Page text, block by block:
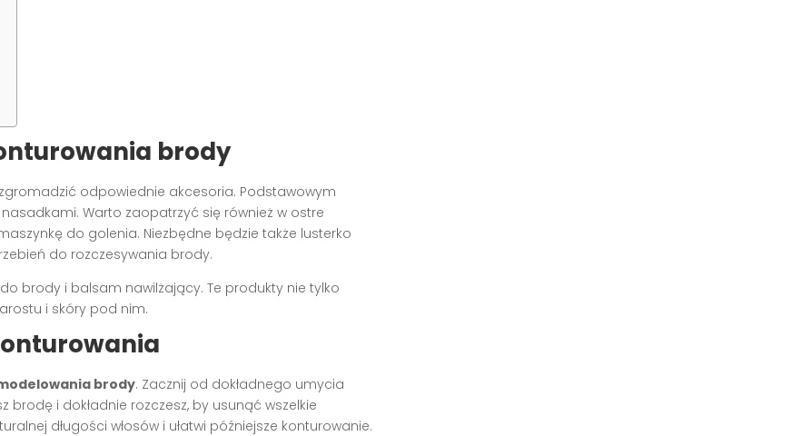
brody
odpowiednie akcesoria. Podstawowym
Warto zaopatrzyć się również w ostre
do golenia. Niezbędne będzie także lusterko
do rozczesywania brody.
brody i balsam nawilżający. Te produkty nie tylko
i skóry pod nim.
brody. Zacznij od dokładnego umycia
i dokładnie rozczesz, by usunąć wszelkie
długości włosów i ułatwi późniejsze konturowanie.